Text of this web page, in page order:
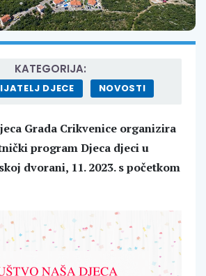
KATEGORIJA:
DJECE NOVOSTI
Grada Crikvenice organizira
program Djeca djeci u
dvorani, 11. 2023. s početkom